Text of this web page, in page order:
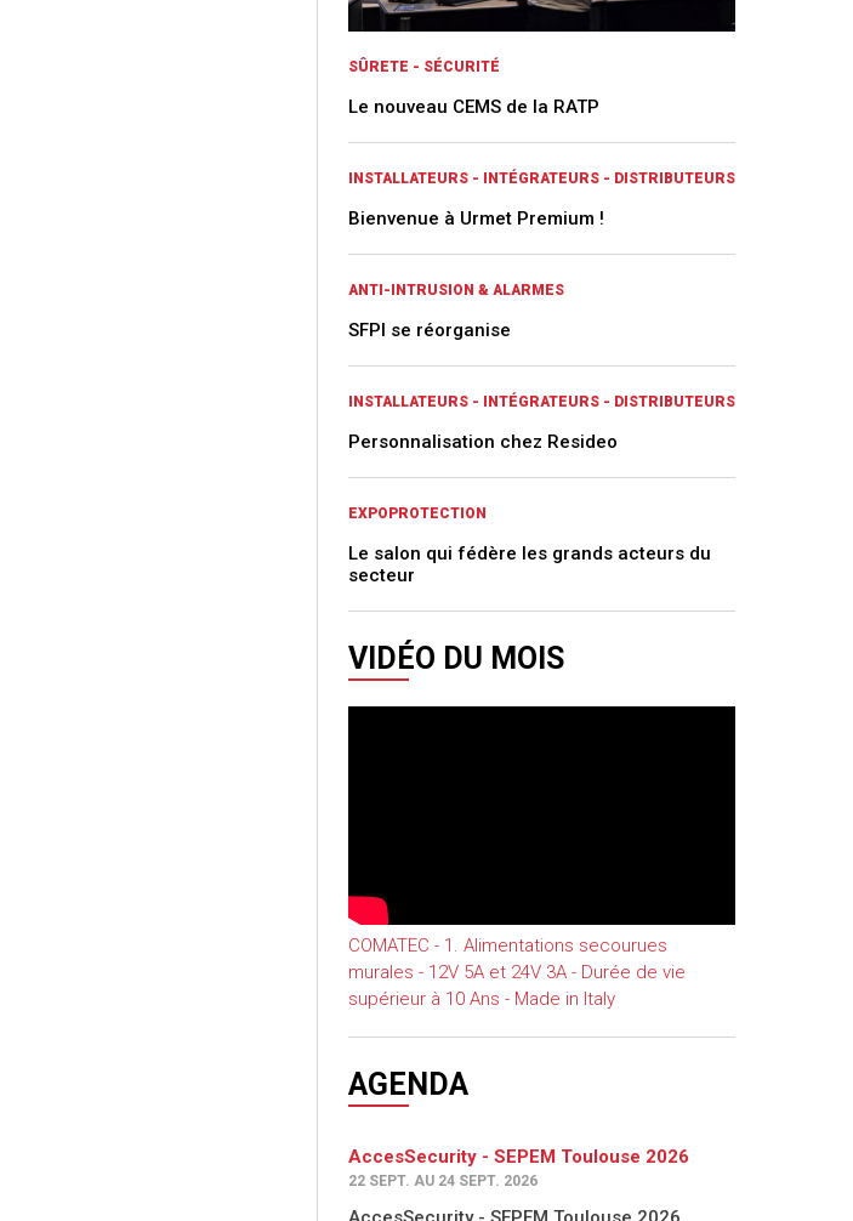
SÛRETE - SÉCURITÉ
Le nouveau CEMS de la RATP
INSTALLATEURS - INTÉGRATEURS - DISTRIBUTEURS
Bienvenue à Urmet Premium !
ANTI-INTRUSION & ALARMES
SFPI se réorganise
INSTALLATEURS - INTÉGRATEURS - DISTRIBUTEURS
Personnalisation chez Resideo
EXPOPROTECTION
Le salon qui fédère les grands acteurs du
secteur
VIDÉO DU MOIS
COMATEC - 1. Alimentations secourues
murales - 12V 5A et 24V 3A - Durée de vie
supérieur à 10 Ans - Made in Italy
AGENDA
AccesSecurity - SEPEM Toulouse 2026
22 SEPT. AU 24 SEPT. 2026